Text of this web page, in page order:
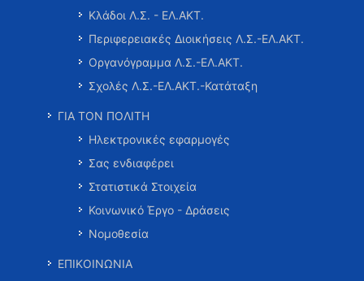
Κλάδοι Λ.Σ. - ΕΛ.ΑΚΤ.
Περιφερειακές Διοικήσεις Λ.Σ.-ΕΛ.ΑΚΤ.
Οργανόγραμμα Λ.Σ.-ΕΛ.ΑΚΤ.
Σχολές Λ.Σ.-ΕΛ.ΑΚΤ.-Κατάταξη
ΓΙΑ ΤΟΝ ΠΟΛΙΤΗ
Ηλεκτρονικές εφαρμογές
Σας ενδιαφέρει
Στατιστικά Στοιχεία
Κοινωνικό Έργο - Δράσεις
Νομοθεσία
ΕΠΙΚΟΙΝΩΝΙΑ